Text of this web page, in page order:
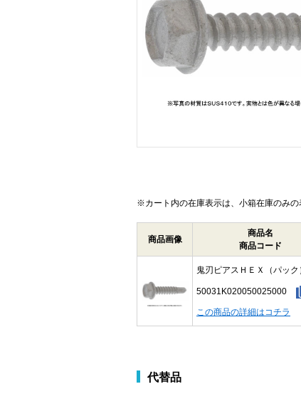
※カート内の在庫表示は、小箱在庫のみの
商品画像
商品名
商品コード
鬼刃ピアスＨＥＸ（パック
50031K020050025000
この商品の詳細はコチラ
代替品